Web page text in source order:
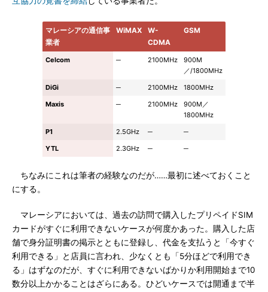
マレーシアの通信事
業者
WiMAX
W-
CDMA
GSM
Celcom ─ 2100MHz
900M
／/1800MHz
DiGi
─ 2100MHz
1800MHz
Maxis
─ 2100MHz
900M／
1800MHz
P1
2.5GHz ─
─
YTL
2.3GHz ─ ─
ちなみにこれは筆者の経験なのだが……最初に述べておくこと
にする。
マレーシアにおいては、過去の訪問で購入したプリペイドSIM
カードがすぐに利用できないケースが何度かあった。購入した店
舗で身分証明書の掲示とともに登録し、代金を支払うと「今すぐ
利用できる」と店員に言われ、少なくとも「5分ほどで利用でき
る」はずなのだが、すぐに利用できないばかりか利用開始まで10
数分以上かかることはざらにある。ひどいケースでは開通まで半